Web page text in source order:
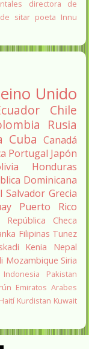
directora de
sitar poeta Innu
Unido
Chile
Rusia
Cuba Canadá
Portugal Japón
Honduras
Dominicana
Salvador Grecia
Puerto Rico
República Checa
Filipinas Tunez
Kenia
Nepal
Mozambique Siria
Indonesia
Pakistan
Emiratos Arabes
Haití Kurdistan Kuwait